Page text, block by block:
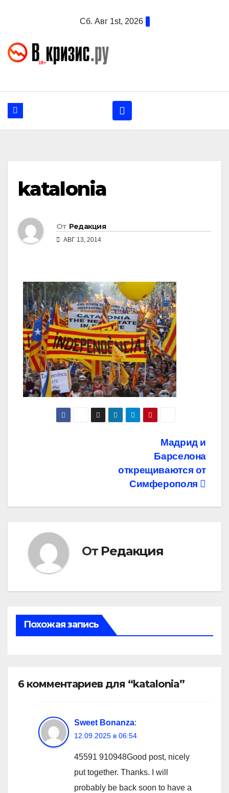
Сб. Авг 1st, 2026
katalonia
От Редакция
АВГ 13, 2014
Мадрид и
Барселона
открещиваются от
Симферополя
От Редакция
Похожая запись
6 комментариев для “katalonia”
Sweet Bonanza:
12.09.2025 в 06:54
45591 910948Good post, nicely
put together. Thanks. I will
probably be back soon to have a